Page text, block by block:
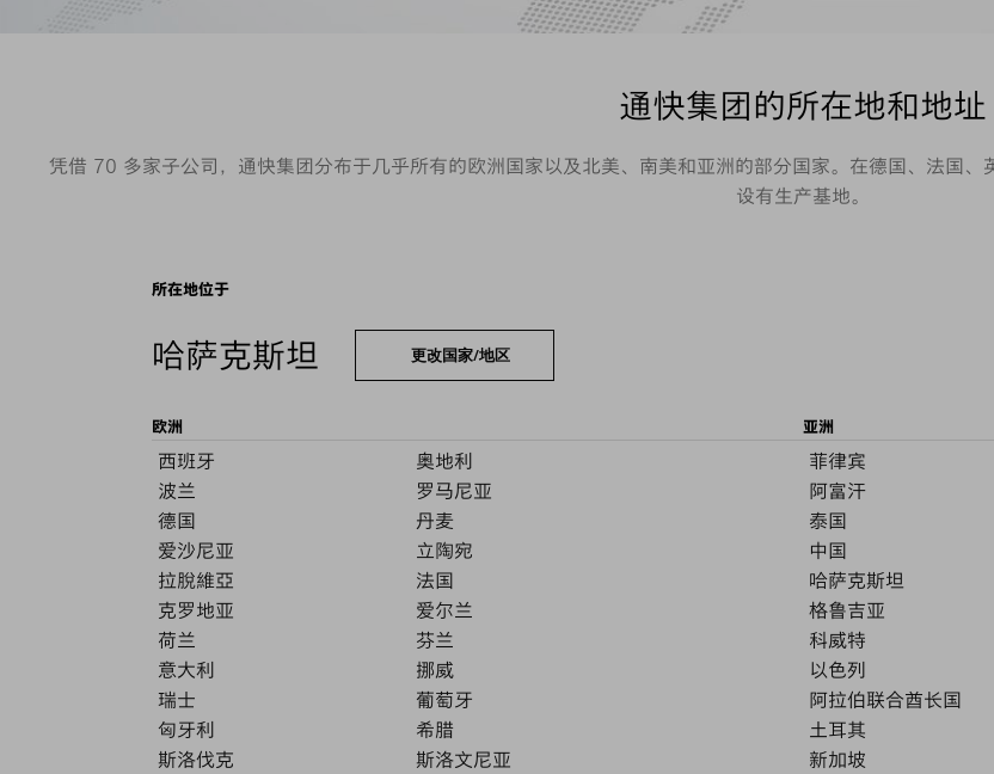
通快集团的所在地和地址
凭借 70 多家子公司，通快集团分布于几乎所有的欧洲国家以及北美、南美和亚洲的部分国家。在德国、法国
设有生产基地。
所在地位于
哈萨克斯坦 更改国家/地区
欧洲
西班牙
奥地利
波兰
罗马尼亚
德国
丹麦
爱沙尼亚
立陶宛
拉脫維亞
法国
克罗地亚
爱尔兰
荷兰
芬兰
意大利
挪威
瑞士
葡萄牙
匈牙利
希腊
斯洛伐克
斯洛文尼亚
亚洲
菲律宾
阿富汗
泰国
中国
哈萨克斯坦
格鲁吉亚
科威特
以色列
阿拉伯联合酋长国
土耳其
新加坡